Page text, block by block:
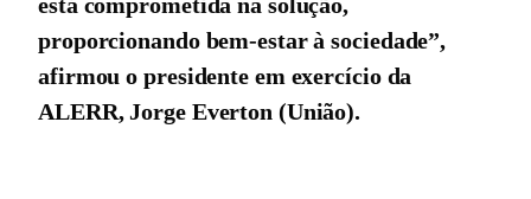
proporcionando bem-estar à sociedade”,
afirmou o presidente em exercício da
ALERR, Jorge Everton (União).